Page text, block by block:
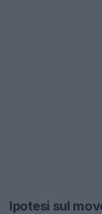
Ipotesi sul